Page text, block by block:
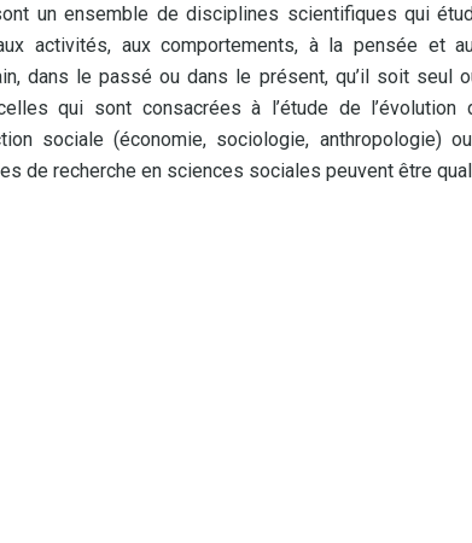
un ensemble de disciplines scientifiques qui
activités, aux comportements, à la pensée et
dans le passé ou dans le présent, qu’il soit seul
qui sont consacrées à l’étude de l’évolution
sociale (économie, sociologie, anthropologie)
de recherche en sciences sociales peuvent être